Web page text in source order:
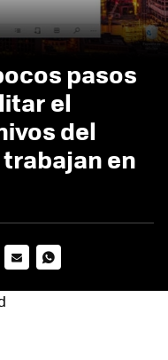
pasos
el
del
en
MAIL